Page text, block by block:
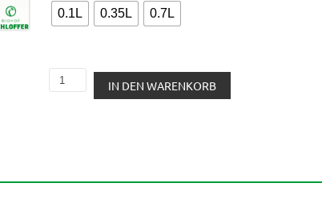
0.1L 0.35L 0.7L
Isabella
IN DEN WARENKORB